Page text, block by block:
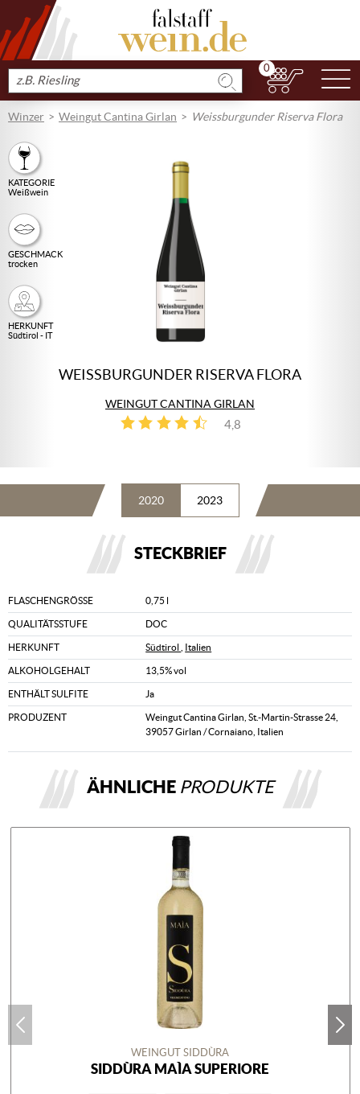
Produkt
suchen
0
Winzer Weingut Cantina Girlan Weissburgunder Riserva Flora
KATEGORIE
Weißwein
GESCHMACK
trocken
HERKUNFT
Südtirol - IT
WEISSBURGUNDER RISERVA FLORA
WEINGUT CANTINA GIRLAN
4,8
4
2020 2023
STECKBRIEF
FLASCHENGRÖSSE 0,75 l
QUALITÄTSSTUFE DOC
HERKUNFT Südtirol Italien
ALKOHOLGEHALT 13,5% vol
ENTHÄLT SULFITE Ja
PRODUZENT
Weingut Cantina Girlan, St.-Martin-Strasse 24,
39057 Girlan / Cornaiano, Italien
ÄHNLICHE PRODUKTE
WEINGUT SIDDÙRA
SIDDÙRA MAÌA SUPERIORE